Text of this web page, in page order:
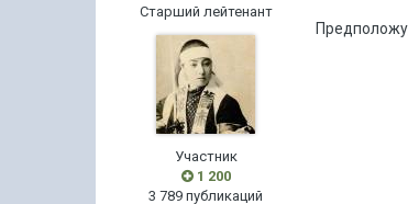
Старший лейтенант
Участник
1 200
3 789 публикаций